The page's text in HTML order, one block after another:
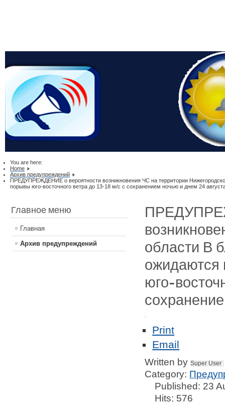
You are here:
Home
Архив предупреждений
ПРЕДУПРЕЖДЕНИЕ о вероятности возникновения ЧС на территории
порывы юго-восточного ветра до 13-18 м/с с сохранением ночью и днем 24
Главное меню
Главная
Архив предупреждений
области В
ожидаются
юго-
Print
Email
Written bySuper User
Category:
Published: 23
Hits: 576